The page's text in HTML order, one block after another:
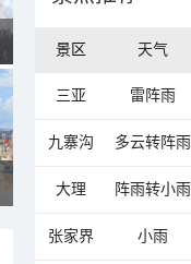
景区 天气
三亚 雷阵雨
九寨沟 多云转阵雨
大理 阵雨转小雨
张家界 小雨